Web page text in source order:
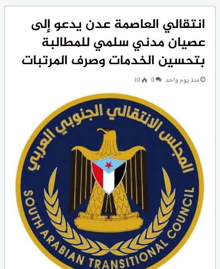
انتقالي العاصمة عدن يدعو إلى
عصيان مدني سلمي للمطالبة
بتحسين الخدمات وصرف المرتبات
منذ يوم واحد 0
10